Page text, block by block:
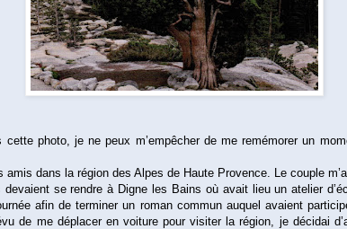
cette photo, je ne peux m’empêcher de me remémorer un
amis dans la région des Alpes de Haute Provence. Le couple
devaient se rendre à Digne les Bains où avait lieu un atelier
afin de terminer un roman commun auquel avaient
de me déplacer en voiture pour visiter la région, je décidai